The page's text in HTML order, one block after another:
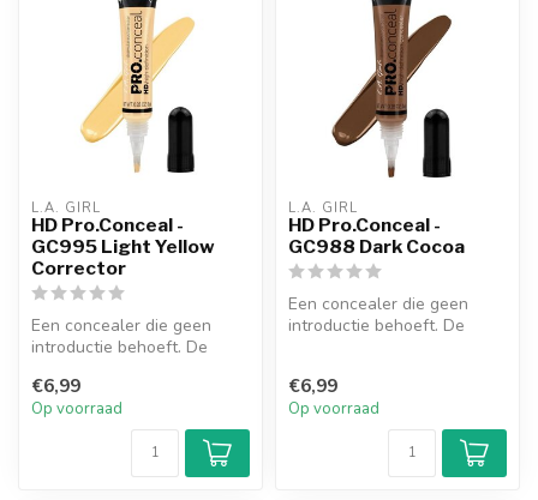
L.A. GIRL
HD Pro.Conceal -
GC995 Light Yellow
Corrector
Een concealer die geen
introductie behoeft. De
biedt...
€6,99
Op voorraad
L.A. GIRL
HD Pro.Conceal -
GC988 Dark Cocoa
Een concealer die geen
introductie behoeft. De
€6,99
Op voorraad